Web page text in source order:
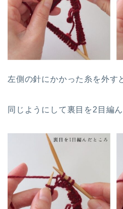
左側の針にかかった糸を外す
同じようにして裏目を2目編ん